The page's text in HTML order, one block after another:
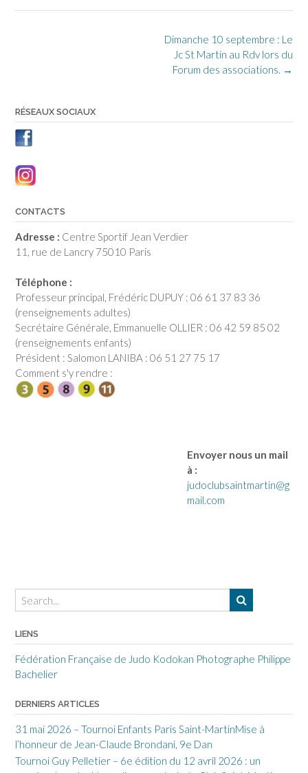
Dimanche 10 septembre : Le
Jc St Martin au Rdv lors du
Forum des associations. →
RÉSEAUX SOCIAUX
CONTACTS
Adresse : Centre Sportif Jean Verdier
11, rue de Lancry 75010 Paris
Téléphone :
Professeur principal, Frédéric DUPUY : 06 61 37 83 36
(renseignements adultes)
Secrétaire Générale, Emmanuelle OLLIER : 06 42 59 85 02
(renseignements enfants)
Président : Salomon LANIBA : 06 51 27 75 17
Comment s'y rendre :
Envoyer nous un mail
à :
judoclubsaintmartin@g
mail.com
LIENS
Fédération Française de Judo Kodokan Photographe Philippe
Bachelier
DERNIERS ARTICLES
31 mai 2026 – Tournoi Enfants Paris Saint-MartinMise à
l’honneur de Jean-Claude Brondani, 9e Dan
Tournoi Guy Pelletier – 6e édition du 12 avril 2026 : un